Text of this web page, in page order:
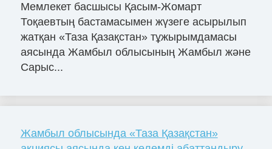
Мемлекет басшысы Қасым-Жомарт
Тоқаевтың бастамасымен жүзеге асырылып
жатқан «Таза Қазақстан» тұжырымдамасы
аясында Жамбыл облысының Жамбыл және
Сарыс...
Жамбыл облысында «Таза Қазақстан»